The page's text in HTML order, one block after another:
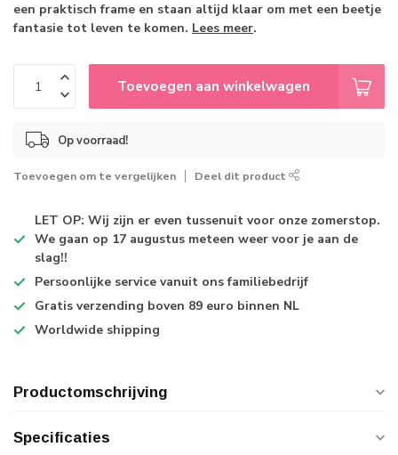
een praktisch frame en staan altijd klaar om met een beetje
fantasie tot leven te komen. Lees meer.
Toevoegen aan winkelwagen
Op voorraad!
Toevoegen om te vergelijken Deel dit product
LET OP: Wij zijn er even tussenuit voor onze zomerstop.
We gaan op 17 augustus meteen weer voor je aan de
slag!!
Persoonlijke service vanuit ons familiebedrijf
Gratis verzending boven 89 euro binnen NL
Worldwide shipping
Productomschrijving
Specificaties